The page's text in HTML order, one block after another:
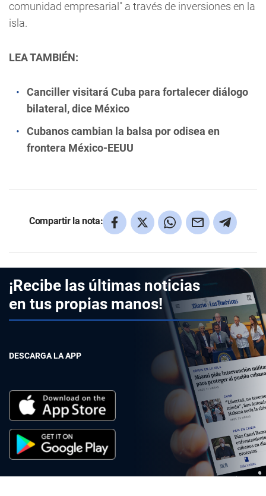
comunidad empresarial" a través de inversiones en la
isla.
LEA TAMBIÉN:
Canciller visitará Cuba para fortalecer diálogo
bilateral, dice México
Cubanos cambian la balsa por odisea en
frontera México-EEUU
Compartir la nota:
¡Recibe las últimas noticias
en tus propias manos!
DESCARGA LA APP